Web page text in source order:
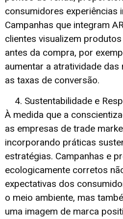
consumidores experiências
Campanhas que integram
clientes visualizem
antes da compra, por
aumentar a atratividade
as taxas de conversão.
Sustentabilidade e
À medida que a
as empresas de trade
incorporando práticas
estratégias. Campanhas e
ecologicamente corretos
expectativas dos
o meio ambiente, mas
uma imagem de marca